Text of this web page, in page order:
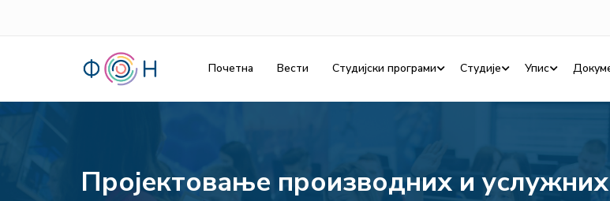
Почетна Вести Студијски програми Студије Упис
Пројектовање производних и